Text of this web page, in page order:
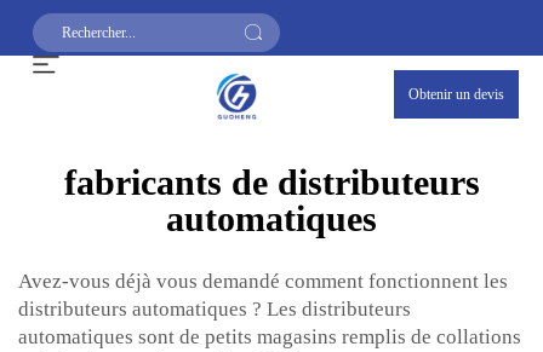
Obtenir un devis
fabricants de distributeurs
automatiques
Avez-vous déjà vous demandé comment fonctionnent les
distributeurs automatiques ? Les distributeurs
automatiques sont de petits magasins remplis de collations